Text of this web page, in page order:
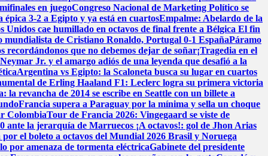
en juegoCongreso Nacional de Marketing Político se
3-2 a Egipto y ya está en cuartosEmpalme: Abelardo de la
cae humillado en octavos de final frente a Bélgica El fin
de Cristiano Ronaldo, Portugal 0-1 EspañaPáramo
recordándonos que no debemos dejar de soñar¡Tragedia en el
Jr. y el amargo adiós de una leyenda que desafió a la
Argentina vs Egipto: la Scaloneta busca su lugar en cuartos
de Erling Haaland F1: Leclerc logra su primera victoria
la revancha de 2014 se escribe en Seattle con un billete a
Francia supera a Paraguay por la mínima y sella un choque
ColombiaTour de Francia 2026: Vingegaard se viste de
ante la jerarquía de Marruecos ¡A octavos!: gol de Jhon Arias
el boleto a octavos del Mundial 2026 Brasil y Noruega
por amenaza de tormenta eléctricaGabinete del presidente